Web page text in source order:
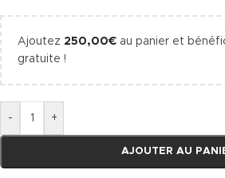
Ajoutez 250,00€ au panier et
gratuite !
- +
AJOUTER AU